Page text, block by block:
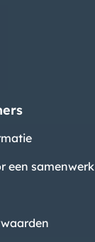
een